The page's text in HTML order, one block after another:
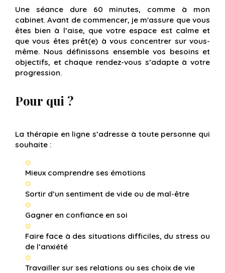
Une séance dure 60 minutes, comme à mon
cabinet. Avant de commencer, je m'assure que vous
êtes bien à l’aise, que votre espace est calme et
que vous êtes prêt(e) à vous concentrer sur vous-
même. Nous définissons ensemble vos besoins et
objectifs, et chaque rendez-vous s’adapte à votre
progression.
Pour qui ?
La thérapie en ligne s’adresse à toute personne qui
souhaite :
Mieux comprendre ses émotions
Sortir d’un sentiment de vide ou de mal-être
Gagner en confiance en soi
Faire face à des situations difficiles, du stress ou
de l’anxiété
Travailler sur ses relations ou ses choix de vie